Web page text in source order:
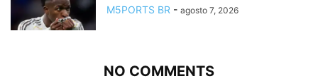
M5PORTS BR - agosto 7, 2026
NO COMMENTS